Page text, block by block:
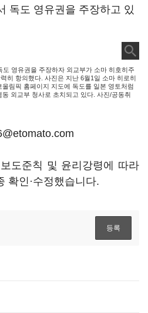
독도 영유권을 주장하고 있
영유권을 주장하자 외교부가 소마 히호히주
히 항의했다. 사진은 지난 6월1일 소마 히로히
림픽 홈페이지 지도에 독도를 일본 영토처럼
외교부 청사로 초치되고 있다. 사진/공동취
도준칙 및 윤리강령에 따라
확인·수정했습니다.